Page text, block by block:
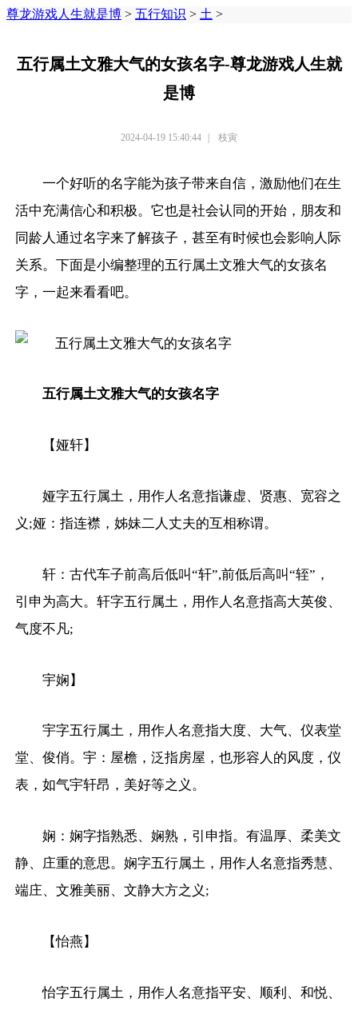
尊龙游戏人生就是博 > 五行知识 > 土 >
五行属土文雅大气的女孩名字-尊龙游戏人生就
是博
2024-04-19 15:40:44 | 枝寅
一个好听的名字能为孩子带来自信，激励他们在生
活中充满信心和积极。它也是社会认同的开始，朋友和
同龄人通过名字来了解孩子，甚至有时候也会影响人际
关系。下面是小编整理的五行属土文雅大气的女孩名
字，一起来看看吧。
五行属土文雅大气的女孩名字
【娅轩】
娅字五行属土，用作人名意指谦虚、贤惠、宽容之
义;娅：指连襟，姊妹二人丈夫的互相称谓。
轩：古代车子前高后低叫“轩”,前低后高叫“轾”，
引申为高大。轩字五行属土，用作人名意指高大英俊、
气度不凡;
宇娴】
宇字五行属土，用作人名意指大度、大气、仪表堂
堂、俊俏。宇：屋檐，泛指房屋，也形容人的风度，仪
表，如气宇轩昂，美好等之义。
娴：娴字指熟悉、娴熟，引申指。有温厚、柔美文
静、庄重的意思。娴字五行属土，用作人名意指秀慧、
端庄、文雅美丽、文静大方之义;
【怡燕】
怡字五行属土，用作人名意指平安、顺利、和悦、